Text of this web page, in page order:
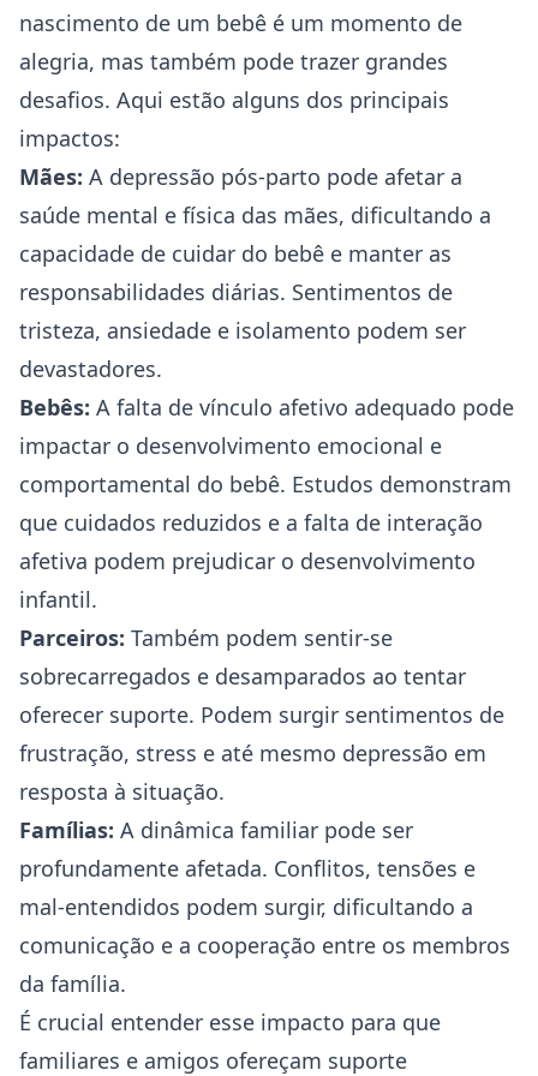
nascimento de um bebê é um momento de
alegria, mas também pode trazer grandes
desafios. Aqui estão alguns dos principais
impactos:
Mães: A depressão pós-parto pode afetar a
saúde mental e física das mães, dificultando a
capacidade de cuidar do bebê e manter as
responsabilidades diárias. Sentimentos de
tristeza, ansiedade e isolamento podem ser
devastadores.
Bebês: A falta de vínculo afetivo adequado pode
impactar o desenvolvimento emocional e
comportamental do bebê. Estudos demonstram
que cuidados reduzidos e a falta de interação
afetiva podem prejudicar o desenvolvimento
infantil.
Parceiros: Também podem sentir-se
sobrecarregados e desamparados ao tentar
oferecer suporte. Podem surgir sentimentos de
frustração, stress e até mesmo depressão em
resposta à situação.
Famílias: A dinâmica familiar pode ser
profundamente afetada. Conflitos, tensões e
mal-entendidos podem surgir, dificultando a
comunicação e a cooperação entre os membros
da família.
É crucial entender esse impacto para que
familiares e amigos ofereçam suporte